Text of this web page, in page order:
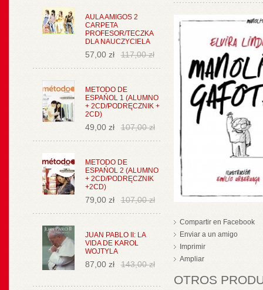
AULA AMIGOS 2
CARPETA
PROFESOR/TECZKA
DLA NAUCZYCIELA
57,00 zł 117,00 zł
METODO DE
ESPAŃOL 1 (ALUMNO
+ 2CD/PODRĘCZNIK +
2CD)
49,00 zł 107,00 zł
METODO DE
ESPAŃOL 2 (ALUMNO
+ 2CD/PODRĘCZNIK
+2CD)
79,00 zł 107,00 zł
JUAN PABLO II: LA
VIDA DE KAROL
WOJTYLA
87,00 zł 143,00 zł
Compartir en Facebook
Enviar a un amigo
Imprimir
Ampliar
OTROS